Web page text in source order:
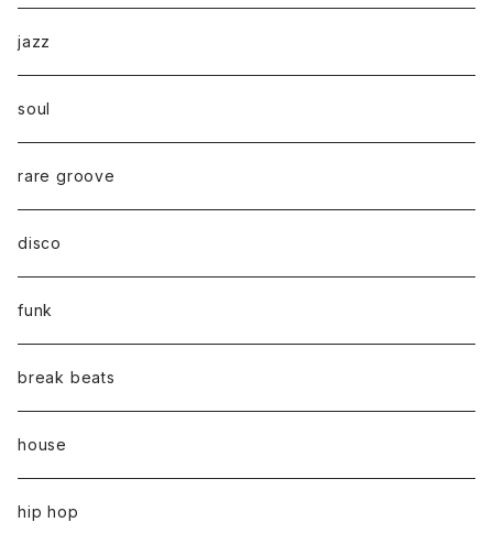
jazz
soul
rare groove
disco
funk
break beats
house
hip hop